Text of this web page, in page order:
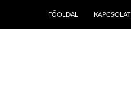
FŐOLDAL KAPCSOLAT